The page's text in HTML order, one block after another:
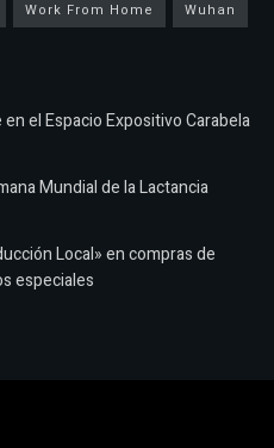
Work From Home Wuhan
el Espacio Expositivo Carabela
Mundial de la Lactancia
Local» en compras de
especiales